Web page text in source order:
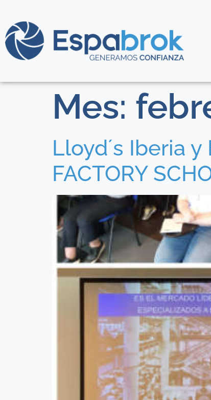
Mes:
Lloyd´s Iberia y
FACTORY